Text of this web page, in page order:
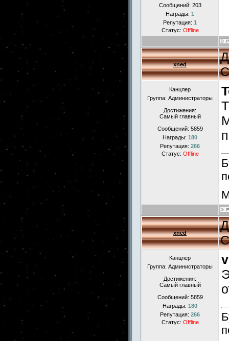
Сообщений: 203
Награды: 1
Репутация: 1
Статус: Offline
xned
Канцлер
Группа: Администраторы
Достижения:
Самый главный
Сообщений: 5859
Награды: 180
Репутация: 266
Статус: Offline
xned
Канцлер
Группа: Администраторы
Достижения:
Самый главный
Сообщений: 5859
Награды: 180
Репутация: 266
Статус: Offline